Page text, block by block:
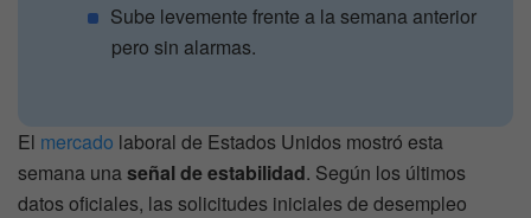
Sube levemente frente a la semana anterior
pero sin alarmas.
El mercado laboral de Estados Unidos mostró esta
semana unaseñal de estabilidad. Según los últimos
datos oficiales, las solicitudes iniciales de desempleo